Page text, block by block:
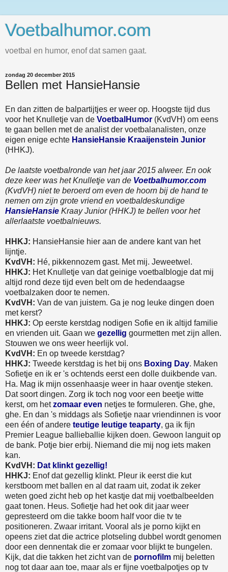
Voetbalhumor.com
voetbal en humor, enof dat samen gaat.
zondag 20 december 2015
Bellen met HansieHansie
En dan zitten de balpartijtjes er weer op. Hoogste tijd dus
voor het Knulletje van de VoetbalHumor (KvdVH) om eens
te gaan bellen met de analist der voetbalanalisten, onze
eigen enige echte HansieHansie Kraaijenstein Junior
(HHKJ).
De laatste voetbalronde van het jaar 2015 alweer. En ook
deze keer was het Knulletje van de Voetbalhumor.com
(KvdVH) niet te beroerd om even de hoorn bij de hand te
nemen om zijn grote vriend en voetbaldeskundige
HansieHansie Kraay Junior (HHKJ) te bellen voor het
allerlaatste voetbalnieuws.
HHKJ: HansieHansie hier aan de andere kant van het
lijntje.
KvdVH: Hé, pikkennozem gast. Met mij. Jeweetwel.
HHKJ: Het Knulletje van dat geinige voetbalblogje dat mij
altijd rond deze tijd even belt om de hedendaagse
voetbalzaken door te nemen.
KvdVH: Van de van juistem. Ga je nog leuke dingen doen
met kerst?
HHKJ: Op eerste kerstdag nodigen Sofie en ik altijd familie
en vrienden uit. Gaan we gezellig gourmetten met zijn allen.
Stouwen we ons weer heerlijk vol.
KvdVH: En op tweede kerstdag?
HHKJ: Tweede kerstdag is het bij ons Boxing Day. Maken
Sofietje en ik er 's ochtends eerst een dolle duikbende van.
Ha. Mag ik mijn ossenhaasje weer in haar oventje steken.
Dat soort dingen. Zorg ik toch nog voor een beetje witte
kerst, om hetzomaar even netjes te formuleren. Ghe, ghe,
ghe. En dan 's middags als Sofietje naar vriendinnen is voor
een één of andere teutige leutige teaparty, ga ik fijn
Premier League ballieballie kijken doen. Gewoon languit op
de bank. Potje bier erbij. Niemand die mij nog iets maken
kan.
KvdVH: Dat klinkt gezellig!
HHKJ: Enof dat gezellig klinkt. Pleur ik eerst die kut
kerstboom met ballen en al dat raam uit, zodat ik zeker
weten goed zicht heb op het kastje dat mij voetbalbeelden
gaat tonen. Heus. Sofietje had het ook dit jaar weer
gepresteerd om die takke boom half voor die tv te
positioneren. Zwaar irritant. Vooral als je porno kijkt en
opeens ziet dat die actrice plotseling dubbel wordt genomen
door een dennentak die er zomaar voor blijkt te bungelen.
Kijk, dat die takken het zicht van de pornofilm mij beletten
nog tot daar aan toe, maar als er fijne voetbalpotjes op tv